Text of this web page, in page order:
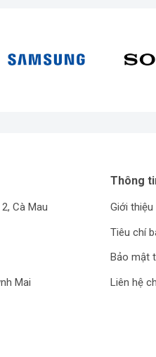
Cà Mau
Mai
Thông
Giới
Tiêu chí
Bảo mật
Liên hệ